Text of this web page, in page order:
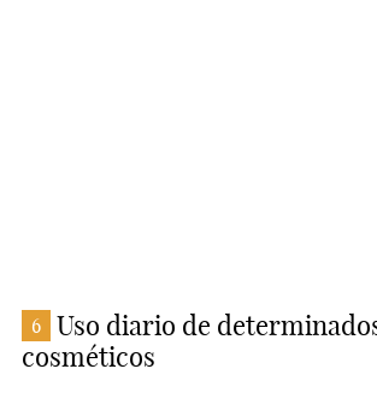
6
Uso diario de
cosméticos